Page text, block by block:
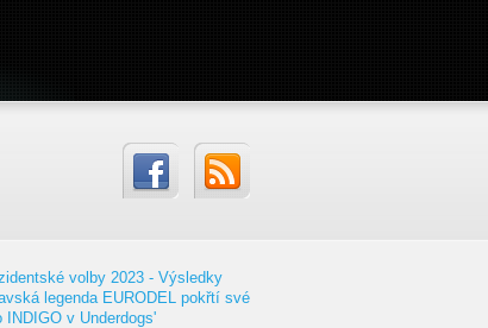
volby 2023 - Výsledky
legenda EURODEL pokřtí své
INDIGO v Underdogs'